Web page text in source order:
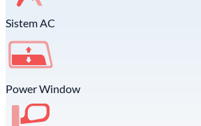
Sistem AC
Power Window